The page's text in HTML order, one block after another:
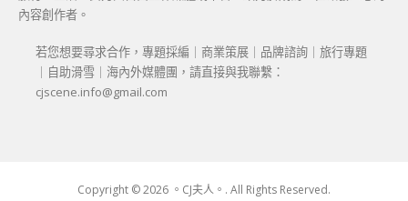
內容創作者。
若您想要尋求合作，專題採編｜商業策展｜品牌諮詢｜旅行專題
｜自助滑雪｜海內外媒體團，請直接與我聯繫：
cjscene.info@gmail.com
Copyright © 2026 。CJ夫人。. All Rights Reserved.